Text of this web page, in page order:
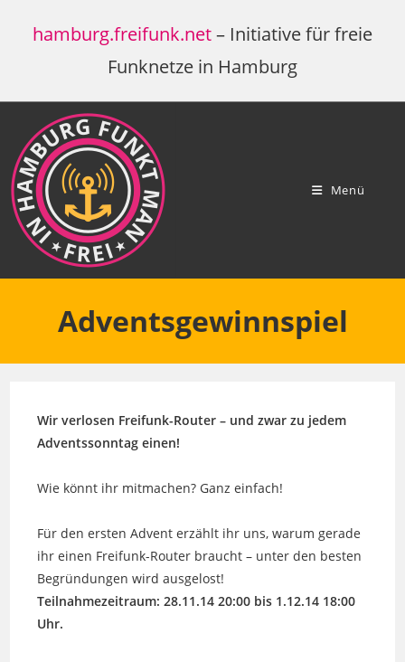
Inhalthamburg.freifunk.net– Initiative für freie
Funknetze in Hamburg
Menü
Adventsgewinnspiel
Wir verlosen Freifunk-Router – und zwar zu jedem
Adventssonntag einen!
Wie könnt ihr mitmachen? Ganz einfach!
Für den ersten Advent erzählt ihr uns, warum gerade
ihr einen Freifunk-Router braucht – unter den besten
Begründungen wird ausgelost!
Teilnahmezeitraum: 28.11.14 20:00 bis 1.12.14 18:00
Uhr.